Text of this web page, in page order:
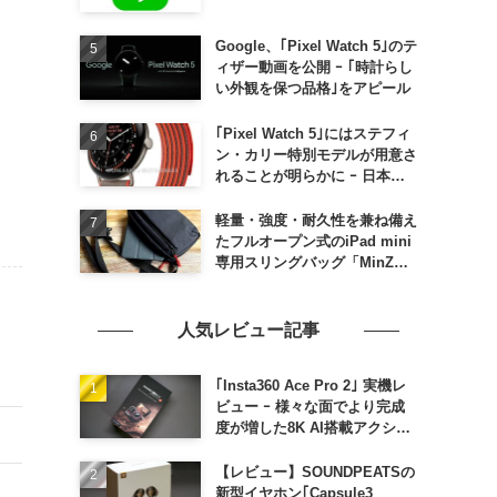
Google、｢Pixel Watch 5｣のテ
ィザー動画を公開 ｰ ｢時計らし
い外観を保つ品格｣をアピール
｢Pixel Watch 5｣にはステフィ
ン・カリー特別モデルが用意さ
れることが明らかに ｰ 日本で
う
軽量・強度・耐久性を兼ね備え
たフルオープン式のiPad mini
専用スリングバッグ「MinZ
人気レビュー記事
｢Insta360 Ace Pro 2｣ 実機レ
ビュー ｰ 様々な面でより完成
度が増した8K AI搭載アクショ
【レビュー】SOUNDPEATSの
新型イヤホン｢Capsule3